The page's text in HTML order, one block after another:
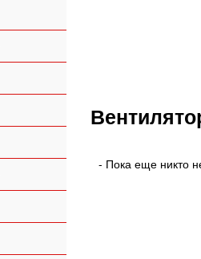
- Пока еще никто